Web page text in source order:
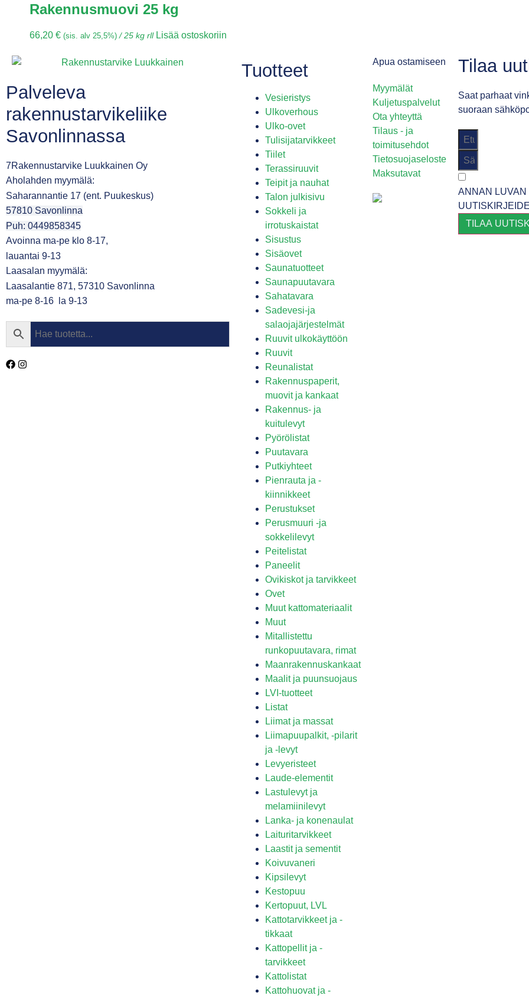
Rakennusmuovi 25 kg
66,20 € (sis. alv 25,5%) / 25 kg rll Lisää ostoskoriin
Palveleva
rakennustarvikeliike
Savonlinnassa
7Rakennustarvike Luukkainen Oy
Aholahden myymälä:
Saharannantie 17 (ent. Puukeskus)
57810 Savonlinna
Puh: 0449858345
Avoinna ma-pe klo 8-17,
lauantai 9-13
Laasalan myymälä:
Laasalantie 871, 57310 Savonlinna
ma-pe 8-16 la 9-13
Tuotteet
Vesieristys
Ulkoverhous
Ulko-ovet
Tulisijatarvikkeet
Tiilet
Terassiruuvit
Teipit ja nauhat
Talon julkisivu
Sokkeli ja
irrotuskaistat
Sisustus
Sisäovet
Saunatuotteet
Saunapuutavara
Sahatavara
Sadevesi-ja
salaojajärjestelmät
Ruuvit ulkokäyttöön
Ruuvit
Reunalistat
Rakennuspaperit,
muovit ja kankaat
Rakennus- ja
kuitulevyt
Pyörölistat
Puutavara
Putkiyhteet
Pienrauta ja -
kiinnikkeet
Perustukset
Perusmuuri -ja
sokkelilevyt
Peitelistat
Paneelit
Ovikiskot ja tarvikkeet
Ovet
Muut kattomateriaalit
Muut
Mitallistettu
runkopuutavara, rimat
Maanrakennuskankaat
Maalit ja puunsuojaus
LVI-tuotteet
Listat
Liimat ja massat
Liimapuupalkit, -pilarit
ja -levyt
Levyeristeet
Laude-elementit
Lastulevyt ja
melamiinilevyt
Lanka- ja konenaulat
Laituritarvikkeet
Laastit ja sementit
Koivuvaneri
Kipsilevyt
Kestopuu
Kertopuut, LVL
Kattotarvikkeet ja -
tikkaat
Kattopellit ja -
tarvikkeet
Kattolistat
Kattohuovat ja -
Apua ostamiseen
Myymälät
Kuljetuspalvelut
Ota yhteyttä
Tilaus - ja
toimitusehdot
Tietosuojaseloste
Maksutavat
Tilaa
Saat parhaat
suoraan
ANNAN LUVAN
TILAA